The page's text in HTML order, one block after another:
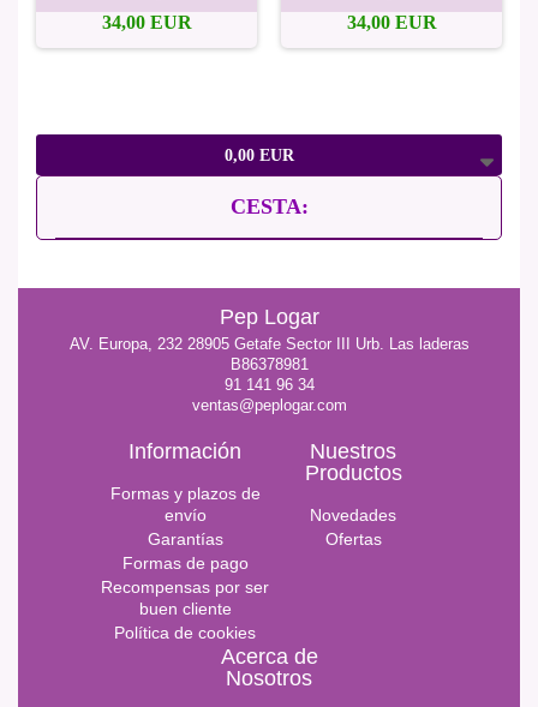
0,00 EUR
CESTA:
34,00 EUR 34,00 EUR
Pep Logar
AV. Europa, 232 28905 Getafe Sector III Urb. Las laderas
B86378981
91 141 96 34
ventas@peplogar.com
Información
Formas y plazos de
envío
Garantías
Formas de pago
Recompensas por ser
buen cliente
Política de cookies
Nuestros
Productos
Novedades
Ofertas
Acerca de
Nosotros